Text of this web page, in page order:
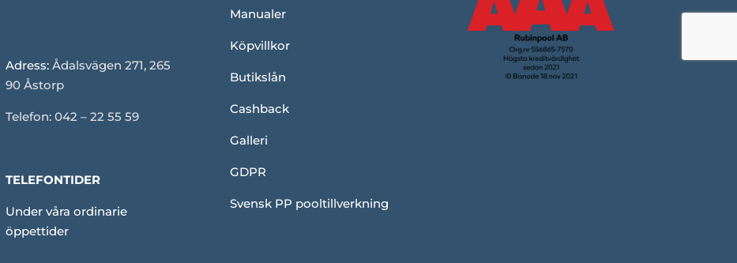
Adress: Ådalsvägen 271, 265
90 Åstorp
Telefon: 042 – 22 55 59
TELEFONTIDER
Under våra ordinarie
öppettider
Manualer
Köpvillkor
Butikslån
Cashback
Galleri
GDPR
Svensk PP pooltillverkning